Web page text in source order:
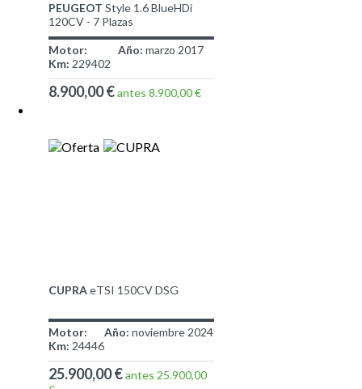
PEUGEOT Style 1.6 BlueHDi
120CV - 7 Plazas
Motor: Año: marzo 2017
Km: 229402
8.900,00 €antes 8.900,00 €
CUPRAeTSI 150CV DSG
Motor: Año: noviembre 2024
Km: 24446
25.900,00 €antes 25.900,00